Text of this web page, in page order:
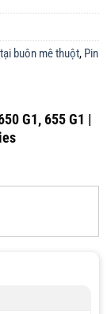
buôn mê thuột, Pin
G1, 655 G1 |